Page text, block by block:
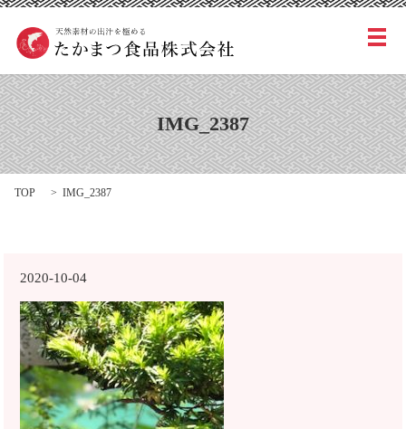
メ
IMG_2387
TOP IMG_2387
2020-10-04